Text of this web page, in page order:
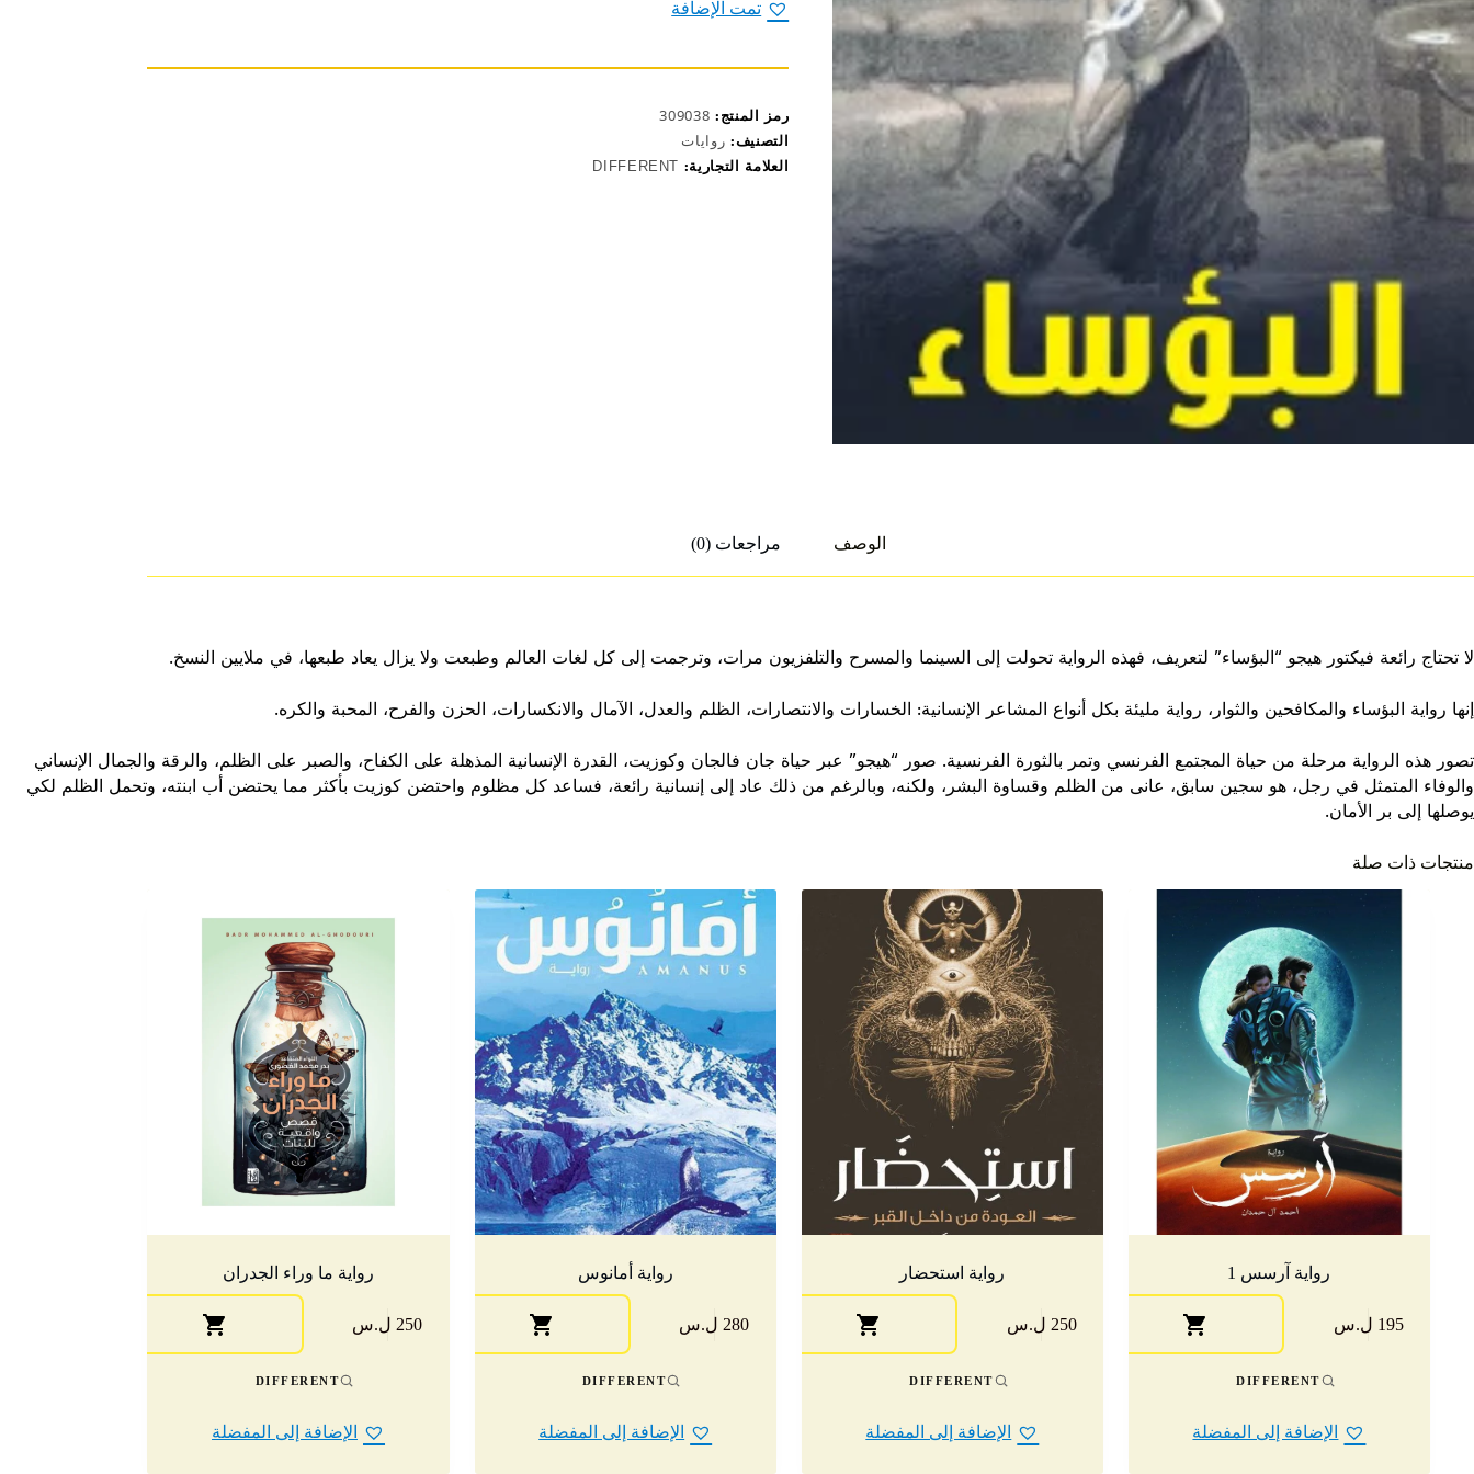
تمت الإضافة
رمز المنتج: 309038
التصنيف: روايات
العلامة التجارية: DIFFERENT
الوصف مراجعات (0)
لا تحتاج رائعة فيكتور هيجو “البؤساء” لتعريف، فهذه الرواية تحولت إلى السينما والمسرح والتلفزيون مرات، وترجمت إلى كل لغات العالم وطبعت ولا يزال يعاد طبعها، في ملايين النسخ.
إنها رواية البؤساء والمكافحين والثوار، رواية مليئة بكل أنواع المشاعر الإنسانية: الخسارات والانتصارات، الظلم والعدل، الآمال والانكسارات، الحزن والفرح، المحبة والكره.
تصور هذه الرواية مرحلة من حياة المجتمع الفرنسي وتمر بالثورة الفرنسية. صور “هيجو” عبر حياة جان فالجان وكوزيت، القدرة الإنسانية المذهلة على الكفاح، والصبر على الظلم، والرقة والجمال الإنساني
والوفاء المتمثل في رجل، هو سجين سابق، عانى من الظلم وقساوة البشر، ولكنه، وبالرغم من ذلك عاد إلى إنسانية رائعة، فساعد كل مظلوم واحتضن كوزيت بأكثر مما يحتضن أب ابنته، وتحمل الظلم لكي
يوصلها إلى بر الأمان.
منتجات ذات صلة
رواية آرسس 1
195 ل.س
DIFFERENT
الإضافة إلى المفضلة
رواية استحضار
250 ل.س
DIFFERENT
الإضافة إلى المفضلة
رواية أمانوس
280 ل.س
DIFFERENT
الإضافة إلى المفضلة
رواية ما وراء الجدران
250 ل.س
DIFFERENT
الإضافة إلى المفضلة